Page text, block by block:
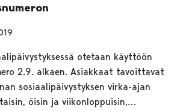
otetaan käyttöön
2.9. alkaen. Asiakkaat tavoittavat
sosiaalipäivystyksen virka-ajan
öisin ja viikonloppuisin,…